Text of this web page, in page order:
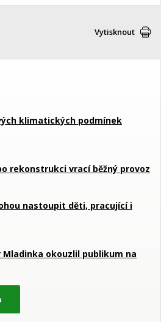
Vytisknout
klimatických podmínek
rekonstrukci vrací běžný provoz
nastoupit děti, pracující i
okouzlil publikum na